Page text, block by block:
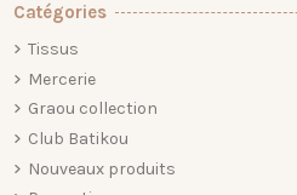
Catégories
Tissus
Mercerie
Graou collection
Club Batikou
Nouveaux produits